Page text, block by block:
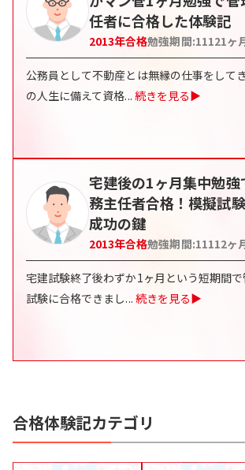
任者に合格した体験記
2013年合格勉強期間:11121ヶ
公務員として不動産とは無縁の仕事をして
の人生に備えて資格... 続きを見る▶
宅建後の1ヶ月集中勉強
務主任者合格！模擬試
成功の鍵
2013年合格勉強期間:11112ヶ
宅建試験終了後わずか1ヶ月という短期間
試験に合格できまし... 続きを見る▶
合格体験記カテゴリ